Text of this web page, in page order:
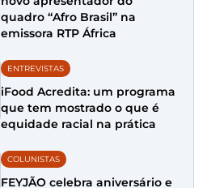
quadro “Afro Brasil” na
emissora RTP África
ENTREVISTAS
iFood Acredita: um programa
que tem mostrado o que é
equidade racial na prática
COLUNISTAS
FEYJÃO celebra aniversário e